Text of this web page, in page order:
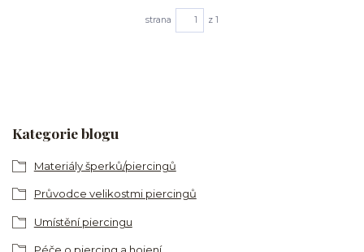
Kategorie blogu
Materiály šperků/piercingů
Průvodce velikostmi piercingů
Umístění piercingu
strana z 1